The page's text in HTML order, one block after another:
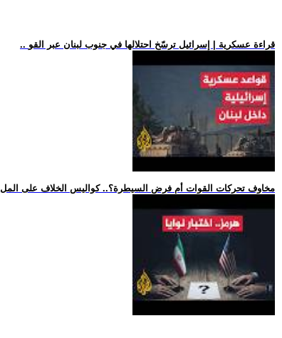
.. قراءة عسكرية | إسرائيل ترسّخ احتلالها في جنوب لبنان عبر القو
.. مخاوف تحركات القوات أم فرض السيطرة؟.. كواليس الخلاف على المل